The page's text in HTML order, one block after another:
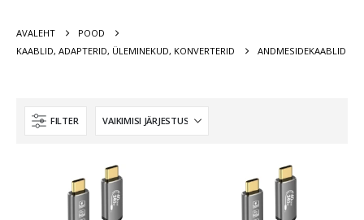
AVALEHT
POOD
KAABLID, ADAPTERID, ÜLEMINEKUD, KONVERTERID
ANDMESIDEKAABLID
FILTER